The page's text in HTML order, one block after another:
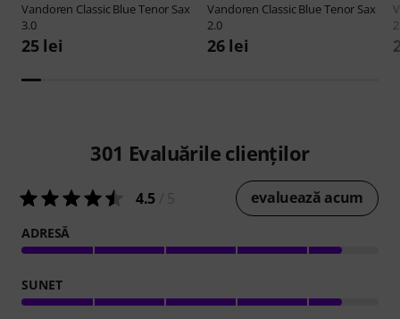
Vandoren Classic Blue Tenor Sax
3.0
25 lei
Vandoren Classic Blue Tenor Sax
2.0
26 lei
301 Evaluările clienților
4.5 evaluează acum
ADRESĂ
SUNET